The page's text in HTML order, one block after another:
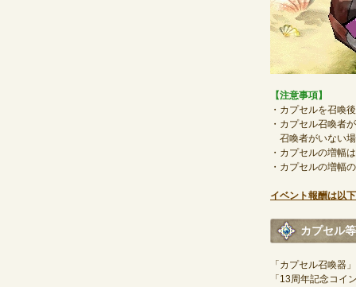
【注意事項】
・カプセルを召喚
・カプセル召喚者
召喚者がいない
・カプセルの増幅
・カプセルの増幅
イベント報酬は以
カプセル
「カプセル召喚器
「13周年記念コイ